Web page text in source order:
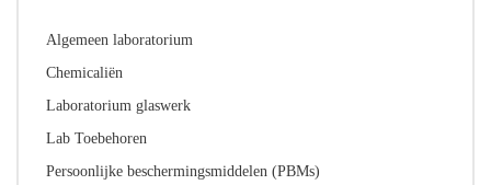
Algemeen laboratorium
Chemicaliën
Laboratorium glaswerk
Lab Toebehoren
Persoonlijke beschermingsmiddelen (PBMs)